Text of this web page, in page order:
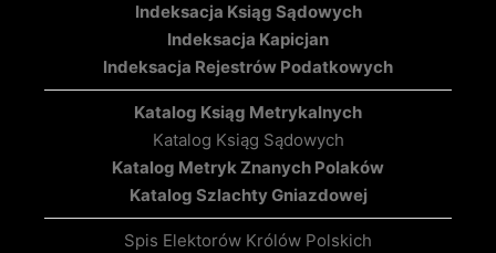
Indeksacja Ksiąg Sądowych
Indeksacja Kapicjan
Indeksacja Rejestrów Podatkowych
Katalog Ksiąg Metrykalnych
Katalog Ksiąg Sądowych
Katalog Metryk Znanych Polaków
Katalog Szlachty Gniazdowej
Spis Elektorów Królów Polskich